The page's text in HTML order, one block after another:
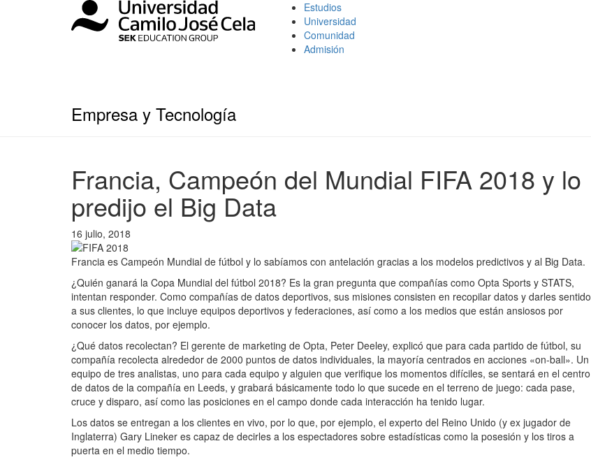
Estudios
Universidad
Comunidad
Admisión
Empresa y Tecnología
Francia, Campeón del Mundial FIFA 2018 y lo
predijo el Big Data
16 julio, 2018
Francia es Campeón Mundial de fútbol y lo sabíamos con antelación gracias a los modelos predictivos y al Big Data.
¿Quién ganará la Copa Mundial del fútbol 2018? Es la gran pregunta que compañías como Opta Sports y STATS,
intentan responder. Como compañías de datos deportivos, sus misiones consisten en recopilar datos y darles sentido
a sus clientes, lo que incluye equipos deportivos y federaciones, así como a los medios que están ansiosos por
conocer los datos, por ejemplo.
¿Qué datos recolectan? El gerente de marketing de Opta, Peter Deeley, explicó que para cada partido de fútbol, ​​su
compañía recolecta alrededor de 2000 puntos de datos individuales, la mayoría centrados en acciones «on-ball». Un
equipo de tres analistas, uno para cada equipo y alguien que verifique los momentos difíciles, se sentará en el centro
de datos de la compañía en Leeds, y grabará básicamente todo lo que sucede en el terreno de juego: cada pase,
cruce y disparo, así como las posiciones en el campo donde cada interacción ha tenido lugar.
Los datos se entregan a los clientes en vivo, por lo que, por ejemplo, el experto del Reino Unido (y ex jugador de
Inglaterra) Gary Lineker es capaz de decirles a los espectadores sobre estadísticas como la posesión y los tiros a
puerta en el medio tiempo.